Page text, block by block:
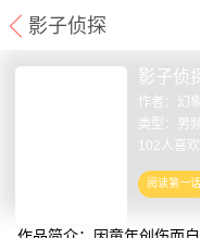
影子侦探
影子侦
作者： 幻
类型：男
102人喜欢